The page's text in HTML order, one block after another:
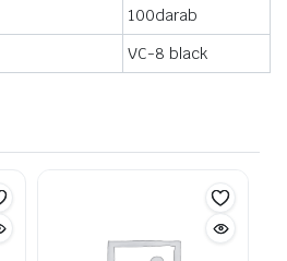
100darab
VC-8 black